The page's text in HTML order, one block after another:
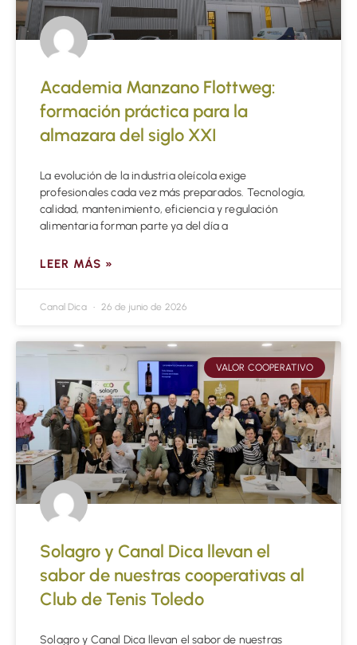
Academia Manzano Flottweg:
formación práctica para la
almazara del siglo XXI
La evolución de la industria oleícola exige
profesionales cada vez más preparados. Tecnología,
calidad, mantenimiento, eficiencia y regulación
alimentaria forman parte ya del día a
LEER MÁS »
Canal Dica 26 de junio de 2026
VALOR COOPERATIVO
Solagro y Canal Dica llevan el
sabor de nuestras cooperativas al
Club de Tenis Toledo
Solagro y Canal Dica llevan el sabor de nuestras